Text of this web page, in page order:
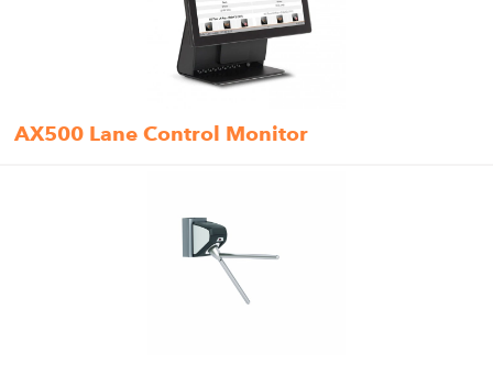
AX500 Lane Control Monitor